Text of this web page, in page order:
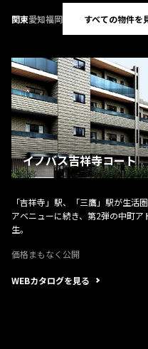
関東愛知福岡 すべての物件を
イノバス吉祥寺コート
「吉祥寺」駅、「三鷹」駅が生活
アベニューに続き、第2弾の中町ア
生。
価格まもなく公開
WEBカタログを見る